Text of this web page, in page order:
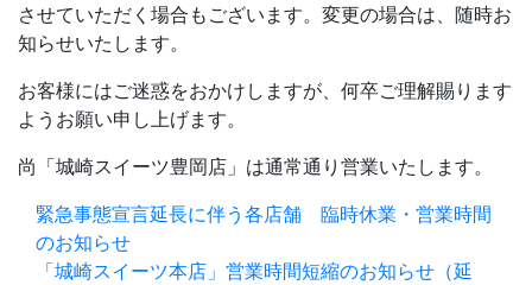
させていただく場合もございます。変更の場合は、随時お
知らせいたします。
お客様にはご迷惑をおかけしますが、何卒ご理解賜ります
ようお願い申し上げます。
尚「城崎スイーツ豊岡店」は通常通り営業いたします。
緊急事態宣言延長に伴う各店舗 臨時休業・営業時間
のお知らせ
「城崎スイーツ本店」営業時間短縮のお知らせ（延